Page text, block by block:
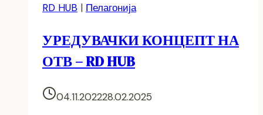
RD HUB | Пелагонија
УРЕДУВАЧКИ КОНЦЕПТ НА
ОТВ – RD HUB
04.11.202228.02.2025